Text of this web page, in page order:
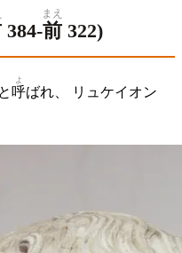
384-前
まえ
322)
呼
よ
ばれ、 リュケイオン